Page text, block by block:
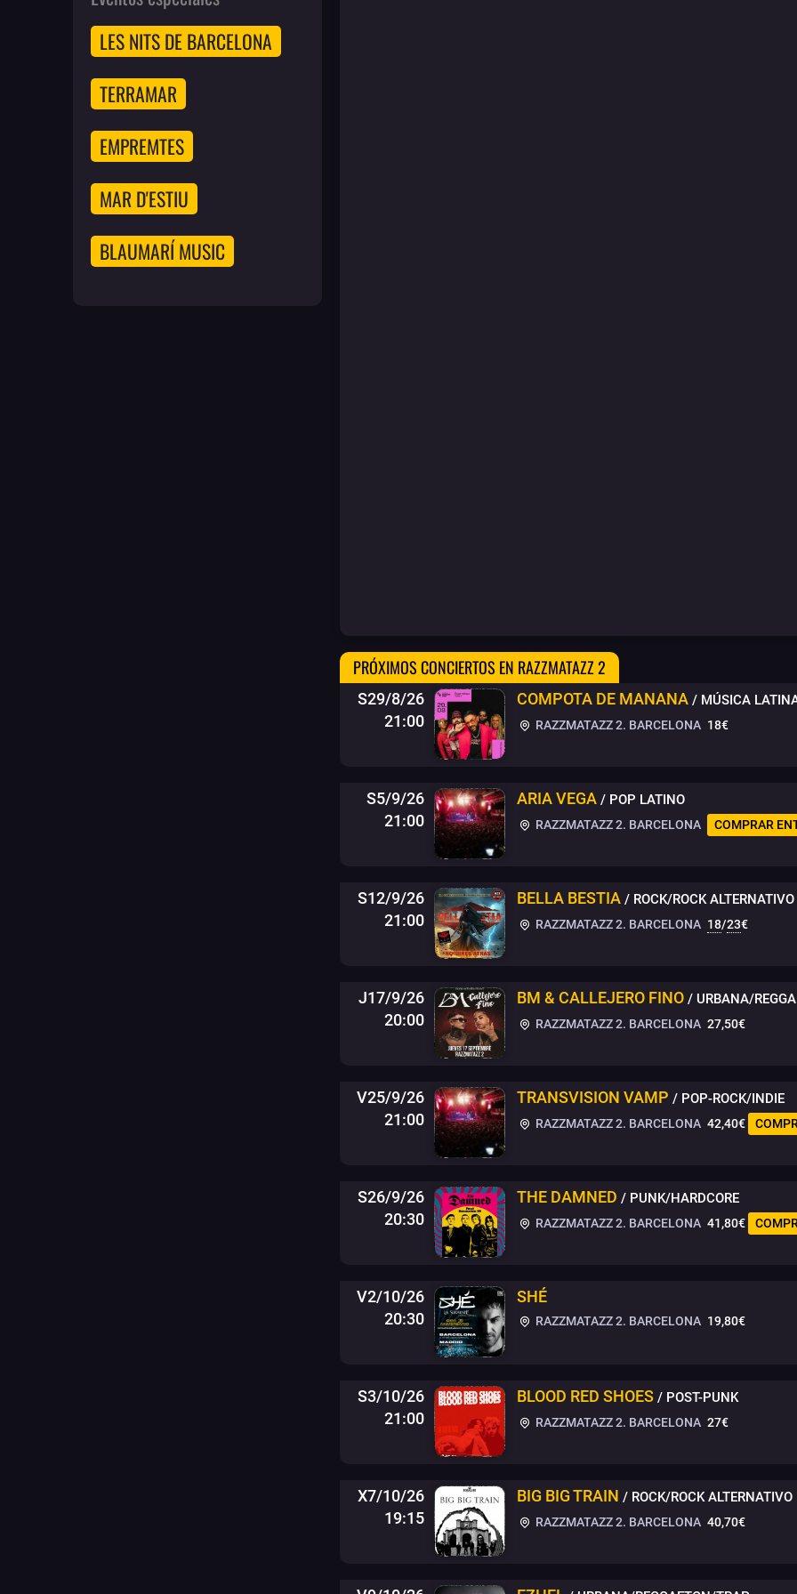
PRÓXIMOS CONCIERTOS EN RAZZMATAZZ 2
S29/8/26
21:00
COMPOTA DE MANANA / MÚSICA
RAZZMATAZZ 2. BARCELONA 18€
S5/9/26
21:00
ARIA VEGA / POP LATINO
RAZZMATAZZ 2. BARCELONA COMPRAR
S12/9/26
21:00
BELLA BESTIA / ROCK/ROCK ALTERNATIVO
RAZZMATAZZ 2. BARCELONA 18/23€
J17/9/26
20:00
BM & CALLEJERO FINO / URBANA/
RAZZMATAZZ 2. BARCELONA 27,50€
V25/9/26
21:00
TRANSVISION VAMP / POP-ROCK/INDIE
RAZZMATAZZ 2. BARCELONA 42,40€
S26/9/26
20:30
THE DAMNED / PUNK/HARDCORE
RAZZMATAZZ 2. BARCELONA 41,80€
V2/10/26
20:30
SHÉ
RAZZMATAZZ 2. BARCELONA 19,80€
S3/10/26
21:00
BLOOD RED SHOES / POST-PUNK
RAZZMATAZZ 2. BARCELONA 27€
X7/10/26
19:15
BIG BIG TRAIN / ROCK/ROCK ALTERNATIVO
RAZZMATAZZ 2. BARCELONA 40,70€
LES NITS DE BARCELONA
TERRAMAR
EMPREMTES
MAR D'ESTIU
BLAUMARÍ MUSIC